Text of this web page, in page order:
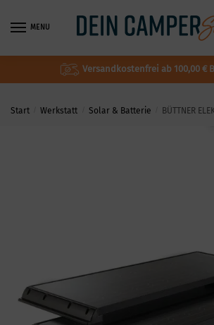
MENU
Versandkostenfrei ab 100,00 €
Start Werkstatt Solar & Batterie BÜTTNER ELEKTRONIK SOLAR